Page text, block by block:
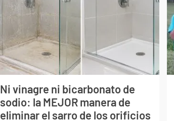
Ni vinagre ni bicarbonato de
sodio: la MEJOR manera de
eliminar el sarro de los orificios